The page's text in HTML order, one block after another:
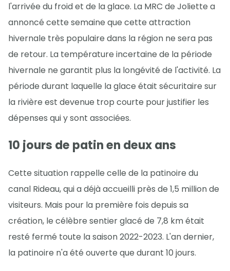
l'arrivée du froid et de la glace. La MRC de Joliette a
annoncé cette semaine que cette attraction
hivernale très populaire dans la région ne sera pas
de retour. La température incertaine de la période
hivernale ne garantit plus la longévité de l'activité. La
période durant laquelle la glace était sécuritaire sur
la rivière est devenue trop courte pour justifier les
dépenses qui y sont associées.
10 jours de patin en deux ans
Cette situation rappelle celle de la patinoire du
canal Rideau, qui a déjà accueilli près de 1,5 million de
visiteurs. Mais pour la première fois depuis sa
création, le célèbre sentier glacé de 7,8 km était
resté fermé toute la saison 2022-2023. L'an dernier,
la patinoire n'a été ouverte que durant 10 jours.